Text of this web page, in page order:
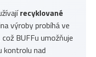
recyklované
výroby probíhá ve
což BUFFu umožňuje
kontrolu nad